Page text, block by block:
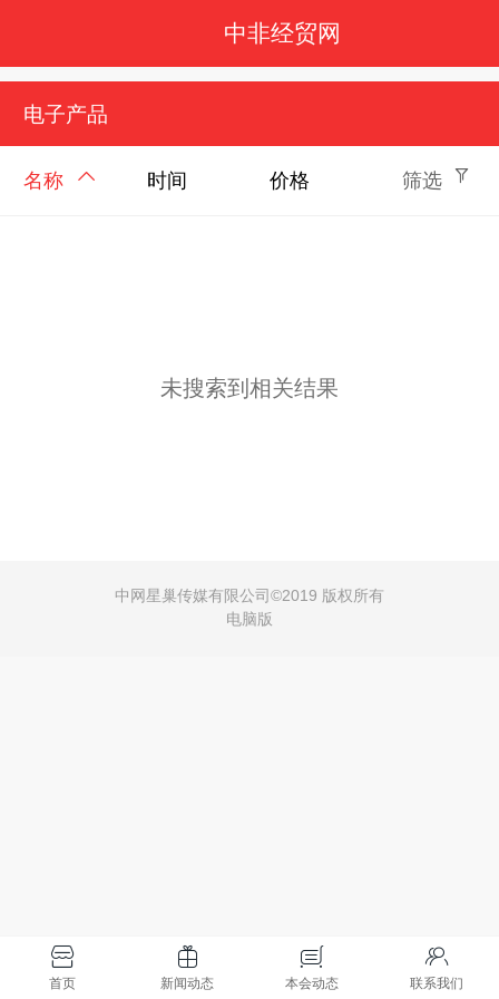
中非经贸网
电子产品
名称 时间 价格 筛选
未搜索到相关结果
中网星巢传媒有限公司©2019 版权所有
电脑版
首页 新闻动态 本会动态 联系我们